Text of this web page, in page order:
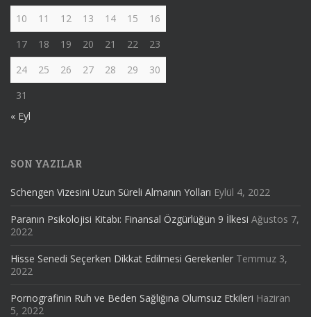
10
11 12 13 14 15
16
17
18 19 20 21 22
23
24
25 26 27 28 29
30
31
« Eyl
SON YAZILAR
Schengen Vizesini Uzun Süreli Almanın Yolları Eylül 4, 2022
Paranın Psikolojisi Kitabı: Finansal Özgürlüğün 9 İlkesi Ağustos 7,
2022
Hisse Senedi Seçerken Dikkat Edilmesi Gerekenler Temmuz 3,
2022
Pornografinin Ruh ve Beden Sağlığına Olumsuz Etkileri Haziran
5, 2022